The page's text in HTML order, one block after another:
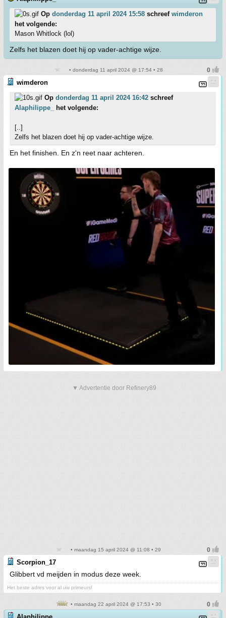
Op donderdag 11 april 2024 15:58 schreef wimderon
het volgende:
Mason Whitlock (lol)
Zelfs het blazen doet hij op vader-achtige wijze.
• donderdag 11 april 2024 @ 17:54 • 28
wimderon
Op donderdag 11 april 2024 16:42 schreef
Alaphilippe_
het volgende:
[..]
Zelfs het blazen doet hij op vader-achtige wijze.
En het finishen. En z'n reet naar achteren.
▼ Advertentie door Refinery89
• maandag 15 april 2024 @ 11:08 • 29
Scorpion_17
Glibbert vd meijden in modus deze week.
Het beste adres voor al uw primeurs!
• maandag 22 april 2024 @ 17:53 • 30